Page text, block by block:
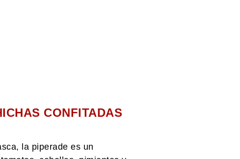
CONFITADAS
la piperade es un